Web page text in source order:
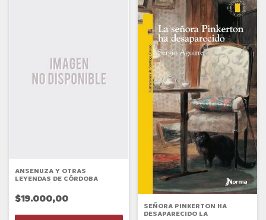
ANSENUZA Y OTRAS
LEYENDAS DE CÓRDOBA
$19.000,00
SEÑORA PINKERTON HA
DESAPARECIDO LA